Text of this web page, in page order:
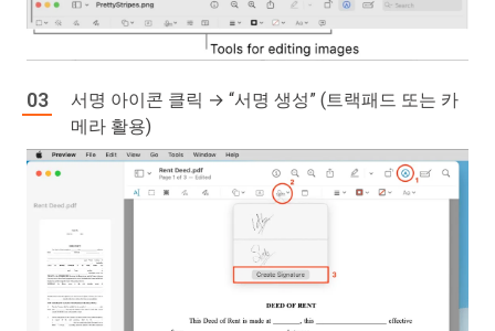
서명 아이콘 클릭 → “서명 생성” (트랙패드 또는 카
메라 활용)